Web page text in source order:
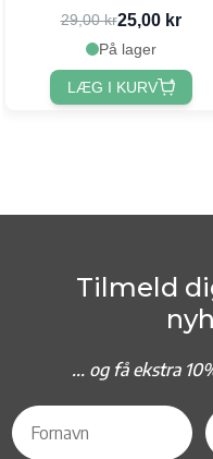
29,00 kr25,00 kr
På lager
LÆG I KURV
Tilmeld
... og få ekstra